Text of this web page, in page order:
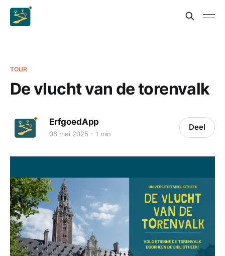
TOUR
De vlucht van de torenvalk
ErfgoedApp
08 mei 2025 1 min
Deel